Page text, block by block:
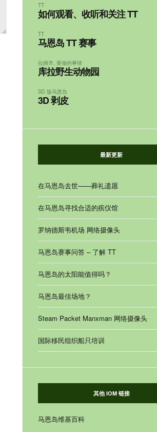
TT
如何观看、收听和关注 TT
TT
马恩岛 TT 赛事
拉姆齐,要做的事情
库拉野生动物园
3D 版马恩岛
3D 剥皮
最新更新
在马恩岛去世——葬礼遗愿
在马恩岛寻找合适的殡仪馆
罗纳德斯韦机场 网络摄像头
马恩岛赛事问答 – 了解 TT
马恩岛的太阳能值得吗？
马恩岛最佳场地？
Steam Packet Manxman 网络摄像头
国际移民组织船只培训
其他 IOM 链接
马恩岛维基百科